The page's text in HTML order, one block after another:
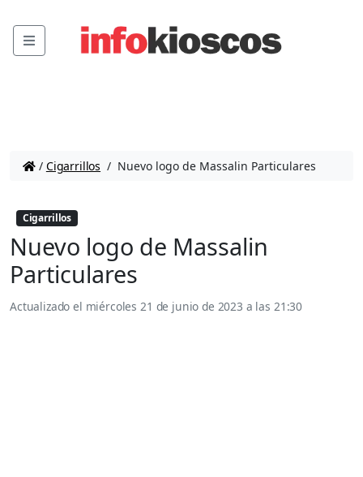
Menu
/ Cigarrillos / Nuevo logo de Massalin Particulares
Cigarrillos
Nuevo logo de Massalin
Particulares
Actualizado el miércoles 21 de junio de 2023 a las 21:30